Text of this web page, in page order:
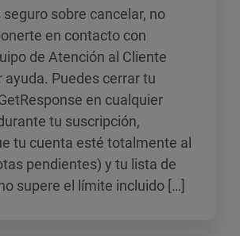
seguro sobre cancelar, no
en contacto con
de Atención al Cliente
ayuda. Puedes cerrar tu
en cualquier
tu suscripción,
tu cuenta esté totalmente al
pendientes) y tu lista de
supere el límite incluido […]